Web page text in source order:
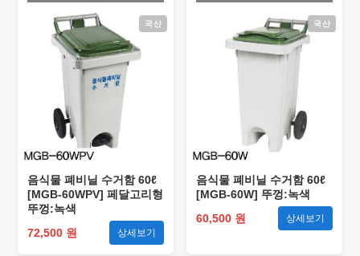
국산
음식물 폐비닐 수거함 60ℓ
[MGB-60WPV] 페달고리형
뚜껑:녹색
72,500 원
상세보기
국산
음식물 폐비닐 수거함 60ℓ
[MGB-60W] 뚜껑:녹색
60,500 원
상세보기